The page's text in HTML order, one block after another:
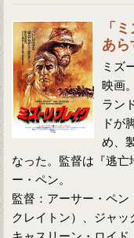
「
あら
ミズ
映画
ラン
ドが
め、
なった。監督は『逃
ー・ペン。
監督：アーサー・ペ
クレイトン）、ジャッ